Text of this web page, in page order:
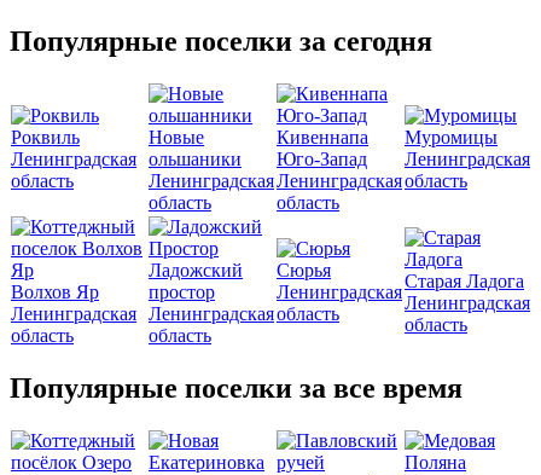
Популярные поселки за сегодня
Роквиль
Ленинградская
область
Новые
ольшаники
Ленинградская
область
Кивеннапа
Юго-Запад
Ленинградская
область
Муромицы
Ленинградская
область
Волхов Яр
Ленинградская
область
Ладожский
простор
Ленинградская
область
Сюрья
Ленинградская
область
Старая Ладога
Ленинградская
область
Популярные поселки за все время